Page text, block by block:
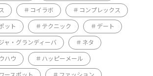
コイラボ コンプレックス
ット テクニック デート
ャ・グランディーバ ネタ
ハウ ハッピーメール